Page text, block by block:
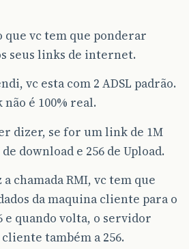
que vc tem que ponderar
seus links de internet.
vc esta com 2 ADSL padrão.
é 100% real.
dizer, se for um link de 1M
de download e 256 de Upload.
a chamada RMI, vc tem que
da maquina cliente para o
e quando volta, o servidor
também a 256.